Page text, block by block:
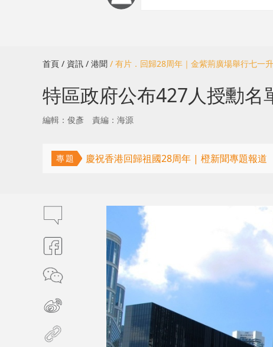
首頁 / 資訊 / 港聞 / 有片．回歸28周年｜金紫荊廣場舉行七一
特區政府公布427人授勳名
編輯：俊彥 責編：海源
專題 慶祝香港回歸祖國28周年 | 橙新聞專題報道